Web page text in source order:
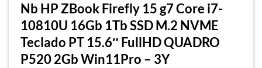
Nb HP ZBook Firefly 15 g7 Core i7-
10810U 16Gb 1Tb SSD M.2 NVME
Teclado PT 15.6″ FullHD QUADRO
P520 2Gb Win11Pro – 3Y